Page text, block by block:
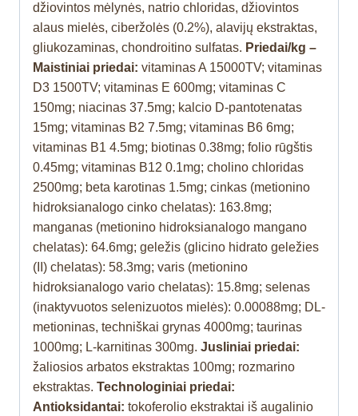
džiovintos mėlynės, natrio chloridas, džiovintos
alaus mielės, ciberžolės (0.2%), alavijų ekstraktas,
gliukozaminas, chondroitino sulfatas. Priedai/kg –
Maistiniai priedai: vitaminas A 15000TV; vitaminas
D3 1500TV; vitaminas E 600mg; vitaminas C
150mg; niacinas 37.5mg; kalcio D-pantotenatas
15mg; vitaminas B2 7.5mg; vitaminas B6 6mg;
vitaminas B1 4.5mg; biotinas 0.38mg; folio rūgštis
0.45mg; vitaminas B12 0.1mg; cholino chloridas
2500mg; beta karotinas 1.5mg; cinkas (metionino
hidroksianalogo cinko chelatas): 163.8mg;
manganas (metionino hidroksianalogo mangano
chelatas): 64.6mg; geležis (glicino hidrato geležies
(II) chelatas): 58.3mg; varis (metionino
hidroksianalogo vario chelatas): 15.8mg; selenas
(inaktyvuotos selenizuotos mielės): 0.00088mg; DL-
metioninas, techniškai grynas 4000mg; taurinas
1000mg; L-karnitinas 300mg. Jusliniai priedai:
žaliosios arbatos ekstraktas 100mg; rozmarino
ekstraktas. Technologiniai priedai:
Antioksidantai: tokoferolio ekstraktai iš augalinio